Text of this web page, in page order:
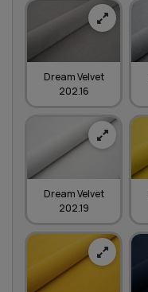
Dream Velvet
202.16
Dream Velvet
202.19